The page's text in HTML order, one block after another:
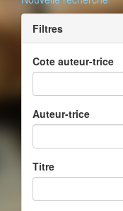
Filtres
Cote auteur-trice
Auteur-trice
Titre